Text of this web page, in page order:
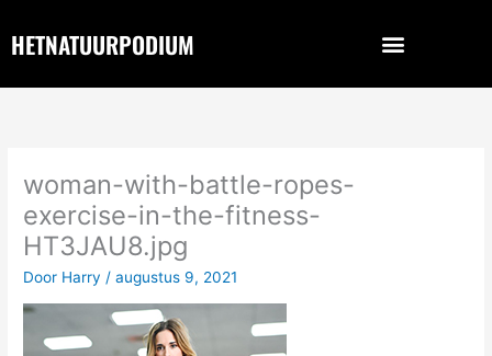
naar
deHETNATUURPODIUM
woman-with-battle-ropes-
exercise-in-the-fitness-
HT3JAU8.jpg
Door Harry /augustus 9, 2021